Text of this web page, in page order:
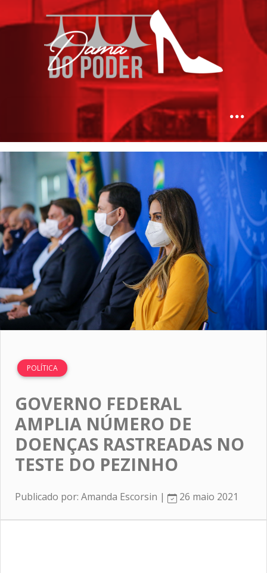
POLÍTICA
GOVERNO FEDERAL
AMPLIA NÚMERO DE
DOENÇAS RASTREADAS NO
TESTE DO PEZINHO
Publicado por: Amanda Escorsin | 26 maio 2021